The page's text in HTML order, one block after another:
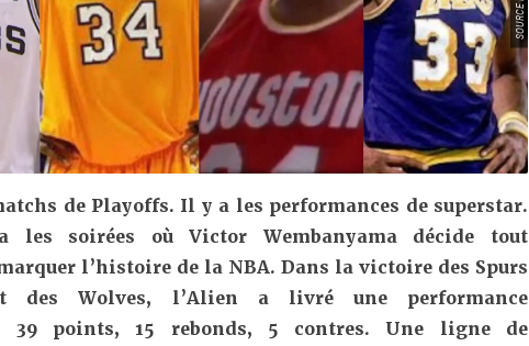
de Playoffs. Il y a les performances de superstar.
soirées où Victor Wembanyama décide tout
l’histoire de la NBA. Dans la victoire des Spurs
des Wolves, l’Alien a livré une performance
39 points, 15 rebonds, 5 contres. Une ligne de